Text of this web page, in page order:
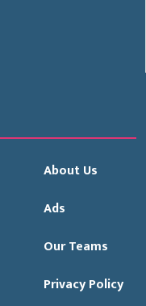
About Us
Ads
Our Teams
Privacy Policy